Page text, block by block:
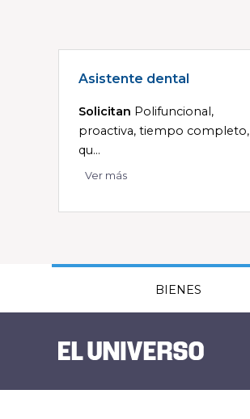
Asistente dental
Solicitan Polifuncional,
proactiva, tiempo completo,
qu...
Ver más
BIENES